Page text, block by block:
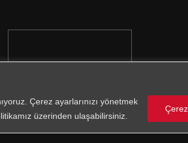
Çerez ayarlarınızı yönetmek
üzerinden ulaşabilirsiniz.